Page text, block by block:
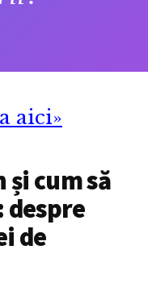
aici»
și cum să
de